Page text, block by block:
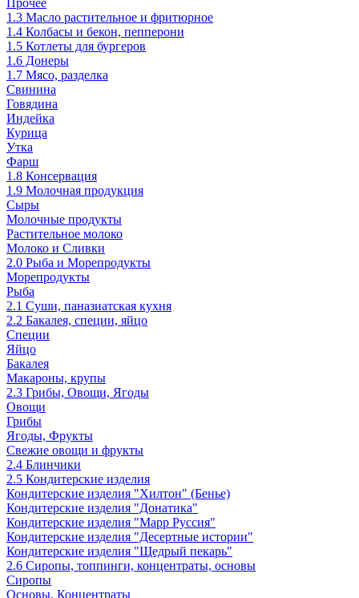
Прочее
1.3 Масло растительное и фритюрное
1.4 Колбасы и бекон, пепперони
1.5 Котлеты для бургеров
1.6 Донеры
1.7 Мясо, разделка
Свинина
Говядина
Индейка
Курица
Утка
Фарш
1.8 Консервация
1.9 Молочная продукция
Сыры
Молочные продукты
Растительное молоко
Молоко и Сливки
2.0 Рыба и Морепродукты
Морепродукты
Рыба
2.1 Суши, паназиатская кухня
2.2 Бакалея, специи, яйцо
Специи
Яйцо
Бакалея
Макароны, крупы
2.3 Грибы, Овощи, Ягоды
Овощи
Грибы
Ягоды, Фрукты
Свежие овощи и фрукты
2.4 Блинчики
2.5 Кондитерские изделия
Кондитерские изделия "Хилтон" (Бенье)
Кондитерские изделия "Донатика"
Кондитерские изделия "Марр Руссия"
Кондитерские изделия "Десертные истории"
Кондитерские изделия "Щедрый пекарь"
2.6 Сиропы, топпинги, концентраты, основы
Сиропы
Основы, Концентраты